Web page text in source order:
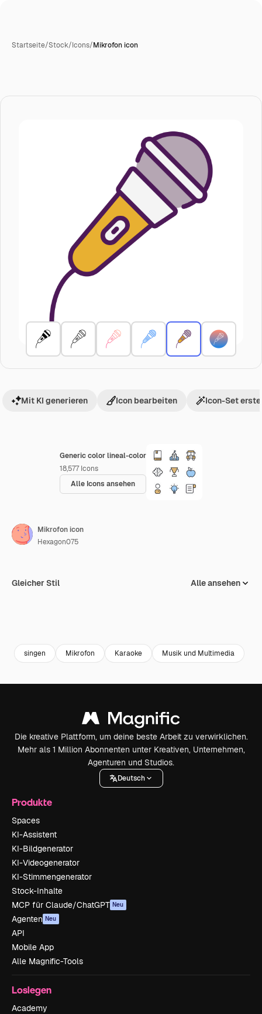
Startseite/Stock/Icons/Mikrofon icon
Generic color lineal-color
18,577 Icons
Alle Icons ansehen
Mit KI generieren Icon bearbeiten Icon-Set
Mikrofon icon
Hexagon075
Gleicher Stil Alle ansehen
singen Mikrofon Karaoke Musik und Multimedia
Die kreative Plattform, um deine beste Arbeit zu verwirklichen.
Mehr als 1 Million Abonnenten unter Kreativen, Unternehmen,
Agenturen und Studios.
Deutsch
Produkte
Spaces
KI-Assistent
KI-Bildgenerator
KI-Videogenerator
KI-Stimmengenerator
Stock-Inhalte
MCP für Claude/ChatGPT Neu
Agenten Neu
API
Mobile App
Alle Magnific-Tools
Loslegen
Academy